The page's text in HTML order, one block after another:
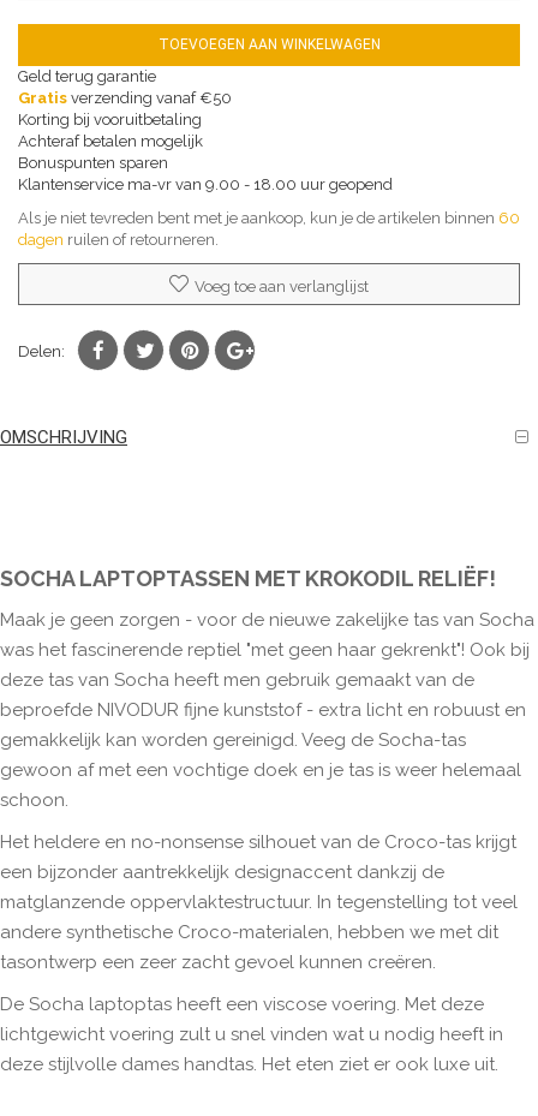
TOEVOEGEN AAN WINKELWAGEN
Geld terug garantie
Gratis verzending vanaf €50
Korting bij vooruitbetaling
Achteraf betalen mogelijk
Bonuspunten sparen
Klantenservice ma-vr van 9.00 - 18.00 uur geopend
Als je niet tevreden bent met je aankoop, kun je de artikelen binnen 60
dagen ruilen of retourneren.
Voeg toe aan verlanglijst
Delen:
OMSCHRIJVING
SOCHA LAPTOPTASSEN MET KROKODIL RELIËF!
Maak je geen zorgen - voor de nieuwe zakelijke tas van Socha
was het fascinerende reptiel "met geen haar gekrenkt"! Ook bij
deze tas van Socha heeft men gebruik gemaakt van de
beproefde NIVODUR fijne kunststof - extra licht en robuust en
gemakkelijk kan worden gereinigd. Veeg de Socha-tas
gewoon af met een vochtige doek en je tas is weer helemaal
schoon.
Het heldere en no-nonsense silhouet van de Croco-tas krijgt
een bijzonder aantrekkelijk designaccent dankzij de
matglanzende oppervlaktestructuur. In tegenstelling tot veel
andere synthetische Croco-materialen, hebben we met dit
tasontwerp een zeer zacht gevoel kunnen creëren.
De Socha laptoptas heeft een viscose voering. Met deze
lichtgewicht voering zult u snel vinden wat u nodig heeft in
deze stijlvolle dames handtas. Het eten ziet er ook luxe uit.